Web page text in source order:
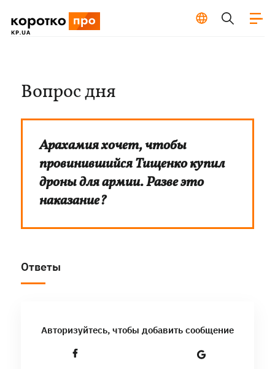
Вопрос дня
Арахамия хочет, чтобы
провинившийся Тищенко купил
дроны для армии. Разве это
наказание?
Ответы
Авторизуйтесь, чтобы добавить сообщение